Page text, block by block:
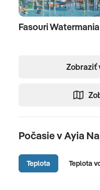
Fasouri Watermania
Zobraziť
Počasie v Ayia
Teplota Teplota